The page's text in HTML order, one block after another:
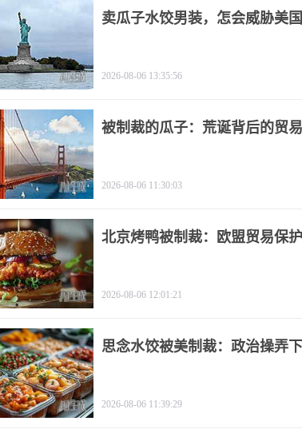
卖瓜子水饺男装，怎会威胁美国
2026-08-06 13:35:56
被制裁的瓜子：荒诞背后的贸
2026-08-06 11:30:03
北京烤鸭被制裁：欧盟贸易保
2026-08-06 12:01:21
思念水饺被美制裁：政治操弄
2026-08-06 11:39:29